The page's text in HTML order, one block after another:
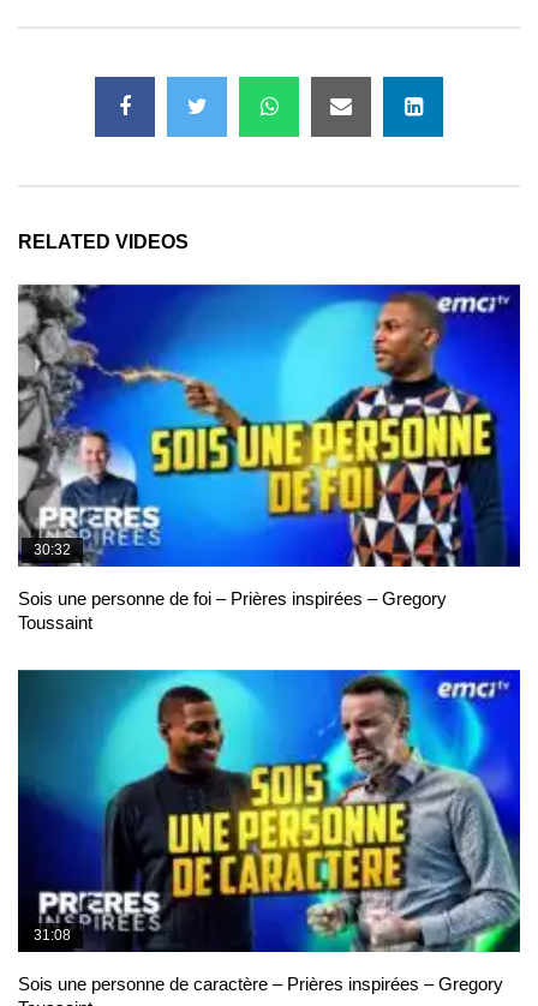
RELATED VIDEOS
30:32
Sois une personne de foi – Prières inspirées – Gregory
Toussaint
31:08
Sois une personne de caractère – Prières inspirées – Gregory